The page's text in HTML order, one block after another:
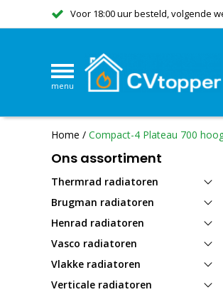
Voor 18:00 uur besteld, volgende
menu
Home / Compact-4 Plateau 700
Ons assortiment
Thermrad radiatoren
Brugman radiatoren
Henrad radiatoren
Vasco radiatoren
Vlakke radiatoren
Verticale radiatoren